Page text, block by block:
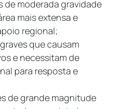
de moderada gravidade
mais extensa e
regional;
que causam
e necessitam de
para resposta e
de grande magnitude